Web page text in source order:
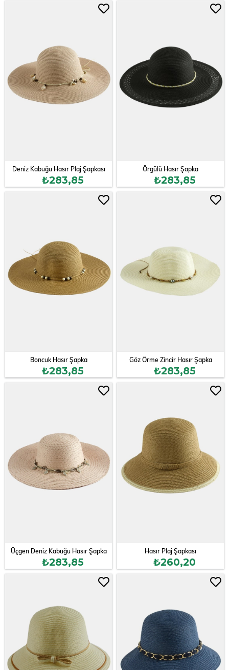
Deniz Kabuğu Hasır Plaj Şapkası
₺283,85
Örgülü Hasır Şapka
₺283,85
Boncuk Hasır Şapka
₺283,85
Göz Örme Zincir Hasır Şapka
₺283,85
Üçgen Deniz Kabuğu Hasır Şapka
₺283,85
Hasır Plaj Şapkası
₺260,20